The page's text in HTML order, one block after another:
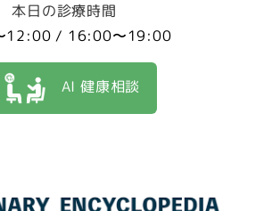
本日の診療時間
12:00 / 16:00〜19:00
AI 健康相談